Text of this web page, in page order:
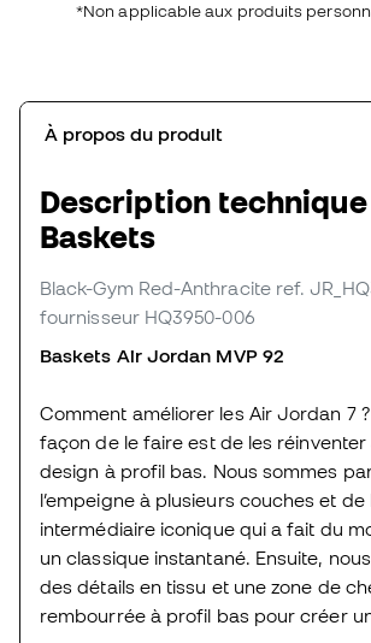
*Non applicable aux produits
À propos du produit
Description
Baskets
Black-Gym Red-Anthracite ref.
fournisseur HQ3950-006
Baskets Air Jordan MVP 92
Comment améliorer les Air Jordan 7
façon de le faire est de les réinventer
design à profil bas. Nous sommes
l’empeigne à plusieurs couches et de
intermédiaire iconique qui a fait du
un classique instantané. Ensuite,
des détails en tissu et une zone de
rembourrée à profil bas pour créer